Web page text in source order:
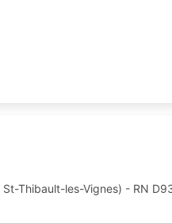
Thibault-les-Vignes) - RN